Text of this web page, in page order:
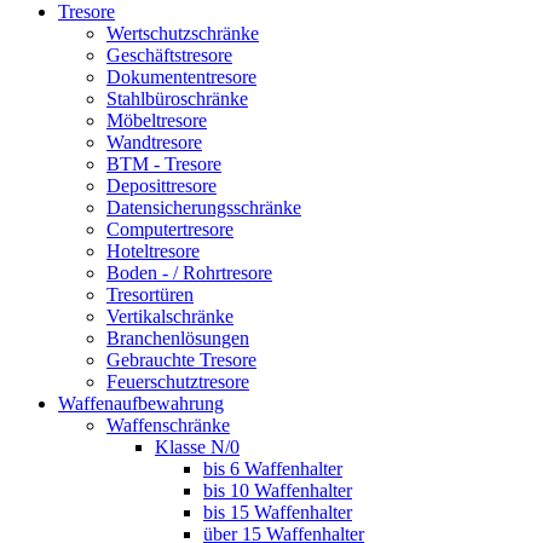
Tresore
Wertschutzschränke
Geschäftstresore
Dokumententresore
Stahlbüroschränke
Möbeltresore
Wandtresore
BTM - Tresore
Deposittresore
Datensicherungsschränke
Computertresore
Hoteltresore
Boden - / Rohrtresore
Tresortüren
Vertikalschränke
Branchenlösungen
Gebrauchte Tresore
Feuerschutztresore
Waffenaufbewahrung
Waffenschränke
Klasse N/0
bis 6 Waffenhalter
bis 10 Waffenhalter
bis 15 Waffenhalter
über 15 Waffenhalter